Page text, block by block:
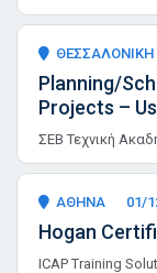
ΘΕΣΣΑΛΟΝΙΚΗ
Planning/
Projects –
ΣΕΒ Τεχνική
ΑΘΗΝΑ 01/
Hogan
ICAP Training